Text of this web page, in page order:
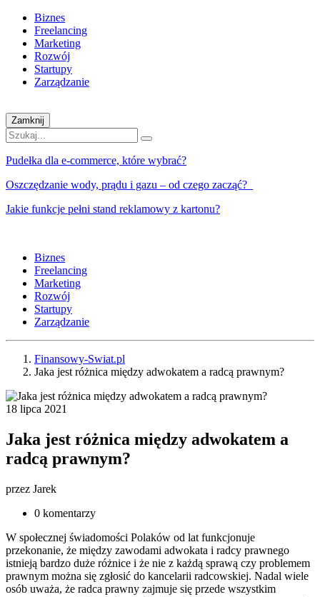
Biznes
Freelancing
Marketing
Rozwój
Startupy
Zarządzanie
Zamknij
Pudełka dla e-commerce, które wybrać?
Oszczędzanie wody, prądu i gazu – od czego zacząć?
Jakie funkcje pełni stand reklamowy z kartonu?
Biznes
Freelancing
Marketing
Rozwój
Startupy
Zarządzanie
Finansowy-Swiat.pl
Jaka jest różnica między adwokatem a radcą prawnym?
18 lipca 2021
Jaka jest różnica między adwokatem a
radcą prawnym?
przez Jarek
0 komentarzy
W społecznej świadomości Polaków od lat funkcjonuje
przekonanie, że między zawodami adwokata i radcy prawnego
istnieją bardzo duże różnice i że nie z każdą sprawą czy problemem
prawnym można się zgłosić do kancelarii radcowskiej. Nadal wiele
osób uważa, że radca prawny zajmuje się przede wszystkim